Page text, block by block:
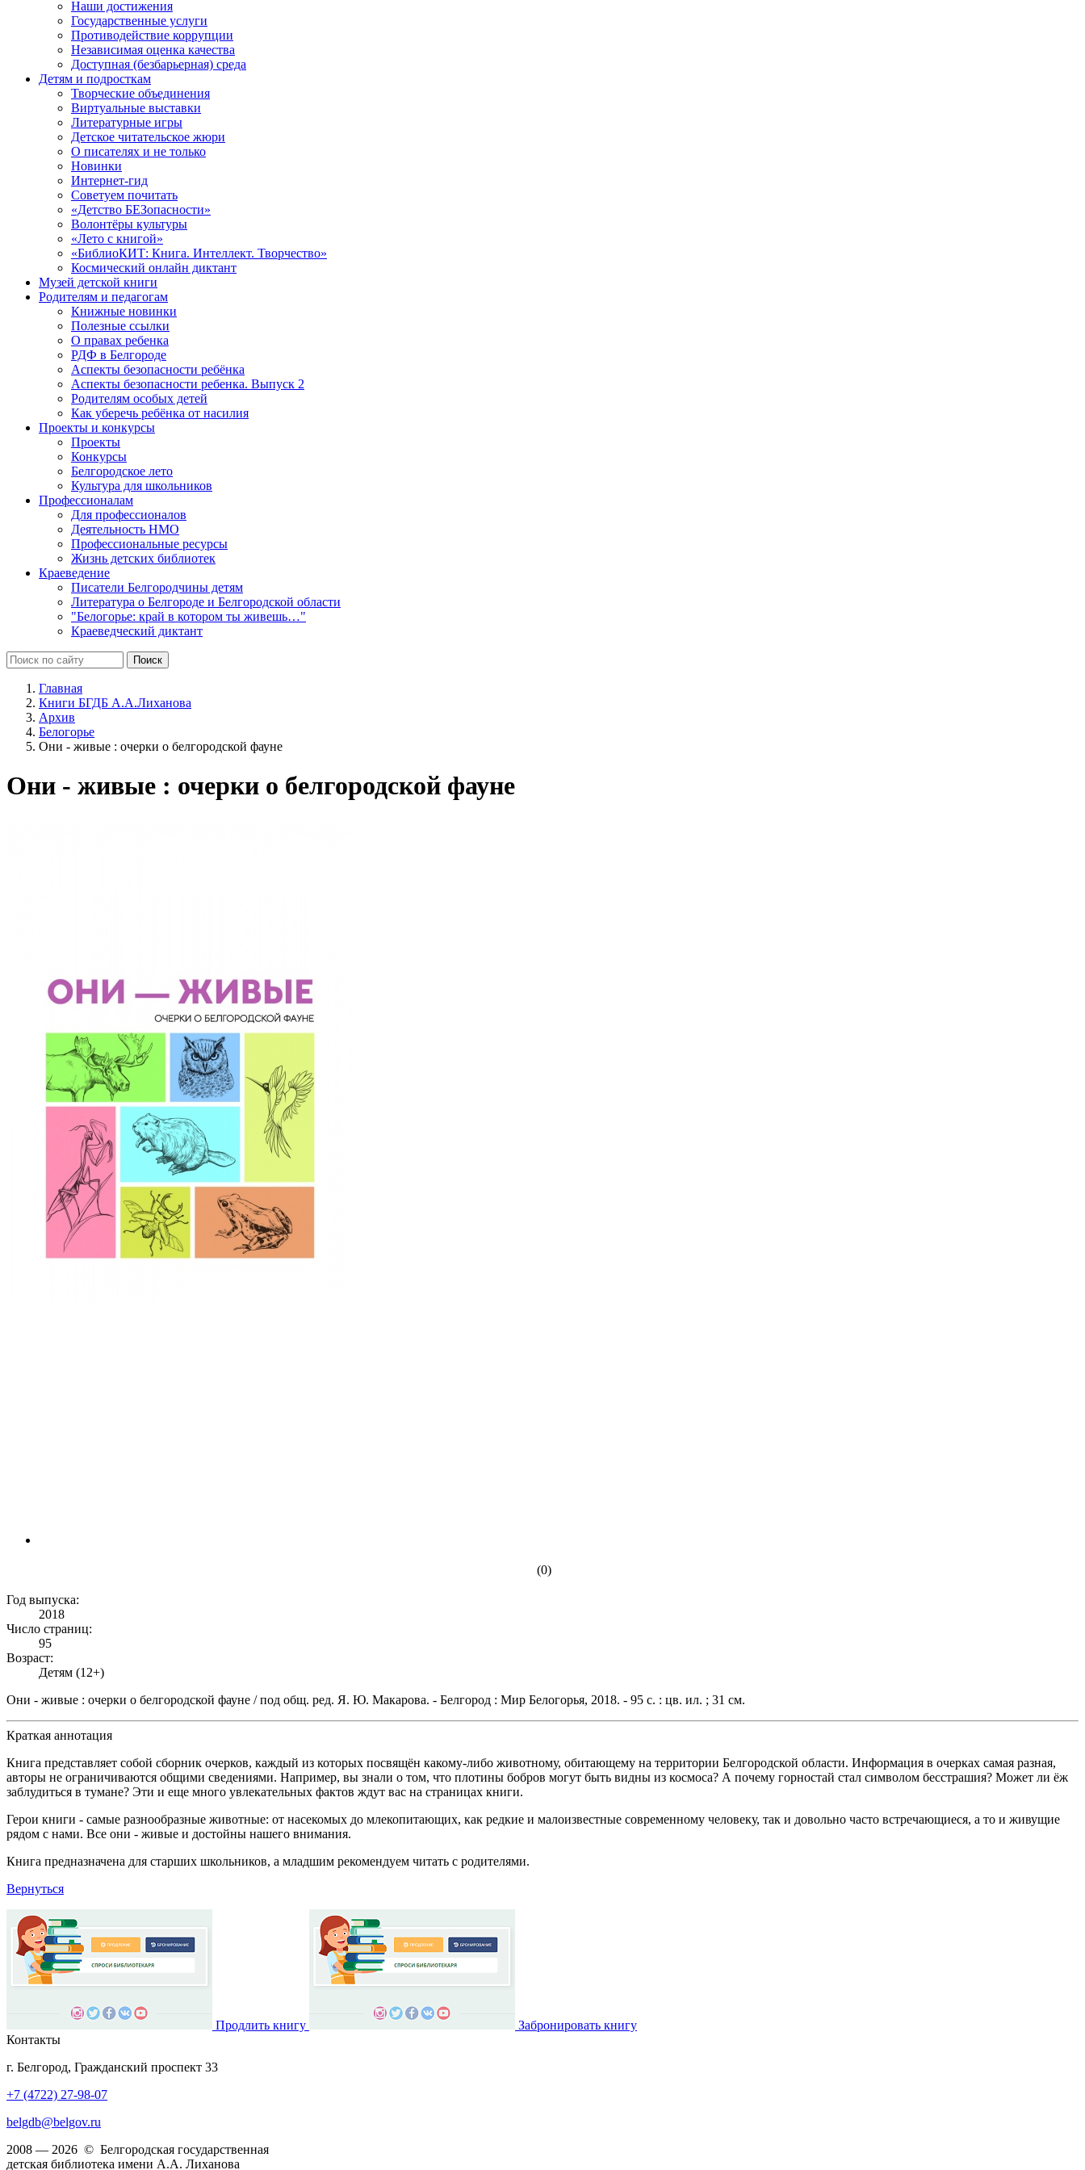
Наши достижения
Государственные услуги
Противодействие коррупции
Независимая оценка качества
Доступная (безбарьерная) среда
Детям и подросткам
Творческие объединения
Виртуальные выставки
Литературные игры
Детское читательское жюри
О писателях и не только
Новинки
Интернет-гид
Советуем почитать
«Детство БЕЗопасности»
Волонтёры культуры
«Лето с книгой»
«БиблиоКИТ: Книга. Интеллект. Творчество»
Космический онлайн диктант
Музей детской книги
Родителям и педагогам
Книжные новинки
Полезные ссылки
О правах ребенка
РДФ в Белгороде
Аспекты безопасности ребёнка
Аспекты безопасности ребенка. Выпуск 2
Родителям особых детей
Как уберечь ребёнка от насилия
Проекты и конкурсы
Проекты
Конкурсы
Белгородское лето
Культура для школьников
Профессионалам
Для профессионалов
Деятельность НМО
Профессиональные ресурсы
Жизнь детских библиотек
Краеведение
Писатели Белгородчины детям
Литература о Белгороде и Белгородской области
"Белогорье: край в котором ты живешь…"
Краеведческий диктант
Главная
Книги БГДБ А.А.Лиханова
Архив
Белогорье
Они - живые : очерки о белгородской фауне
Они - живые : очерки о белгородской фауне
(0)
Год выпуска:
2018
Число страниц:
95
Возраст:
Детям (12+)
Они - живые : очерки о белгородской фауне / под общ. ред. Я. Ю. Макарова. - Белгород : Мир Белогорья, 2018. - 95 с. : цв. ил. ; 31 см.
Краткая аннотация
Книга представляет собой сборник очерков, каждый из которых посвящён какому-либо животному, обитающему на территории Белгородской области. Информация в очерках самая разная,
авторы не ограничиваются общими сведениями. Например, вы знали о том, что плотины бобров могут быть видны из космоса? А почему горностай стал символом бесстрашия? Может ли ёж
заблудиться в тумане? Эти и еще много увлекательных фактов ждут вас на страницах книги.
Герои книги - самые разнообразные животные: от насекомых до млекопитающих, как редкие и малоизвестные современному человеку, так и довольно часто встречающиеся, а то и живущие
рядом с нами. Все они - живые и достойны нашего внимания.
Книга предназначена для старших школьников, а младшим рекомендуем читать с родителями.
Вернуться
Продлить книгу
Забронировать книгу
Контакты
г. Белгород, Гражданский проспект 33
+7 (4722) 27-98-07
belgdb@belgov.ru
2008 — 2026 © Белгородская государственная
детская библиотека имени А.А. Лиханова